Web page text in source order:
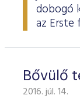
dobogó
az Erste
Bővülő
2016. júl. 14.